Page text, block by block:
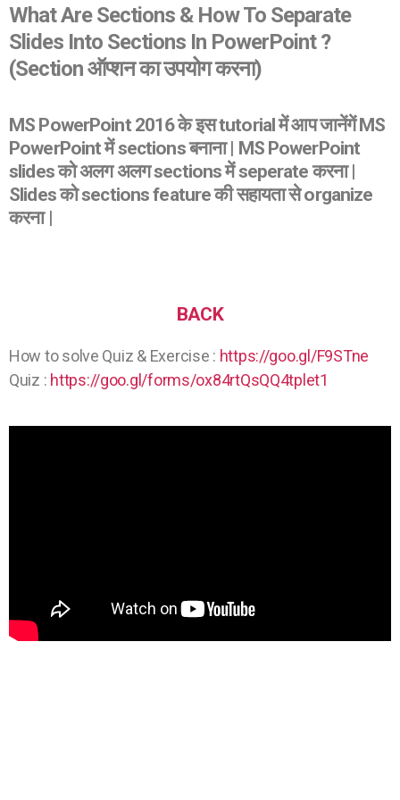
What Are Sections & How To Separate
Slides Into Sections In PowerPoint ?
(Section ऑप्शन का उपयोग करना)
MS PowerPoint 2016 के इस tutorial में आप जानेंगें MS
PowerPoint में sections बनाना | MS PowerPoint
slides को अलग अलग sections में seperate करना |
Slides को sections feature की सहायता से organize
करना |
BACK
How to solve Quiz & Exercise : https://goo.gl/F9STne
Quiz : https://goo.gl/forms/ox84rtQsQQ4tplet1